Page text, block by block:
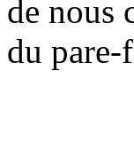
de nous
du pare-